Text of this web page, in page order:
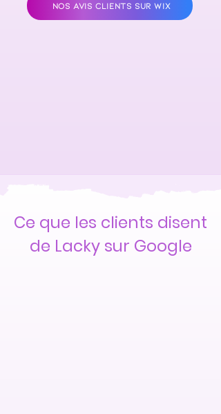
NOS AVIS CLIENTS SUR WIX
Ce que les clients disent
de Lacky sur Google